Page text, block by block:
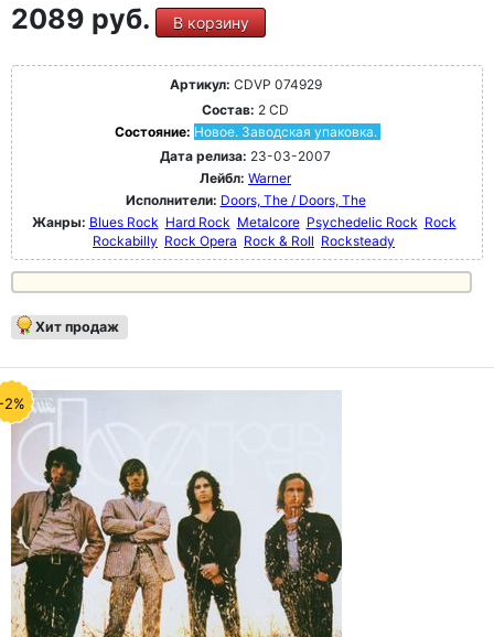
2089 руб. В корзину
Артикул: CDVP 074929
Состав: 2 CD
Состояние: Новое. Заводская упаковка.
Дата релиза: 23-03-2007
Лейбл: Warner
Исполнители: Doors, The / Doors, The
Жанры: Blues Rock Hard Rock Metalcore Psychedelic Rock Rock
Rockabilly Rock Opera Rock & Roll Rocksteady
Хит продаж
2%